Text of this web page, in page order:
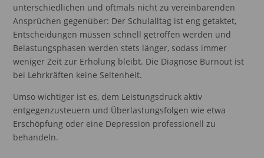
unterschiedlichen und oftmals nicht zu vereinbarenden
Ansprüchen gegenüber: Der Schulalltag ist eng getaktet,
Entscheidungen müssen schnell getroffen werden und
Belastungsphasen werden stets länger, sodass immer
weniger Zeit zur Erholung bleibt. Die Diagnose Burnout ist
bei Lehrkräften keine Seltenheit.
Umso wichtiger ist es, dem Leistungsdruck aktiv
entgegenzusteuern und Überlastungsfolgen wie etwa
Erschöpfung oder eine Depression professionell zu
behandeln.